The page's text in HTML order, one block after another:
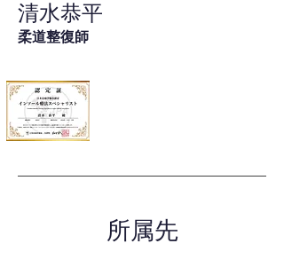
清水恭平
柔道整復師
所属先